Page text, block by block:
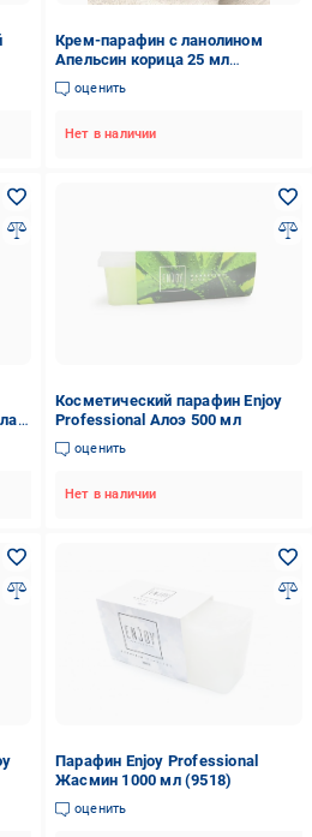
Крем-парафин с ланолином
Апельсин корица 25 мл
(2080831374141)
оценить
Нет в наличии
с
Косметический парафин Enjoy
Professional Алоэ 500 мл
оценить
Нет в наличии
Парафин Enjoy Professional
Жасмин 1000 мл (9518)
оценить